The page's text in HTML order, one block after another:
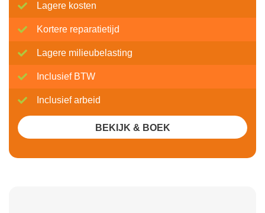
Lagere kosten
Kortere reparatietijd
Lagere milieubelasting
Inclusief BTW
Inclusief arbeid
BEKIJK & BOEK